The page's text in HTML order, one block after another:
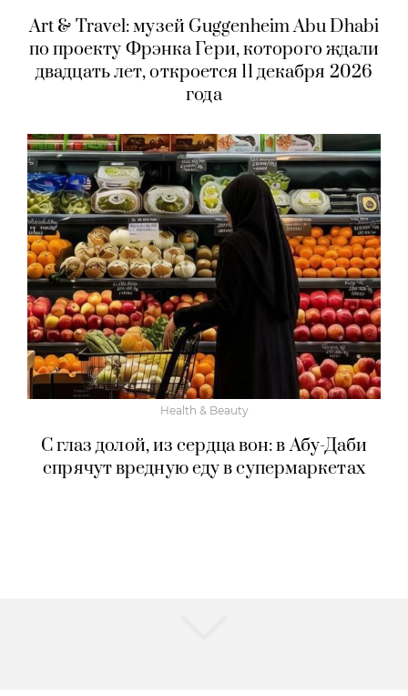
Art & Travel: музей Guggenheim Abu Dhabi
по проекту Фрэнка Гери, которого ждали
двадцать лет, откроется 11 декабря 2026
года
Health & Beauty
С глаз долой, из сердца вон: в Абу-Даби
спрячут вредную еду в супермаркетах